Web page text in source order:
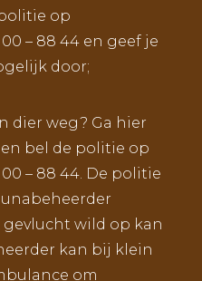
op
– 88 44 en geef je
door;
dier weg? Ga hier
bel de politie op
– 88 44. De politie
wild op kan
kan bij klein
om